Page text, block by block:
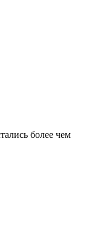
более чем